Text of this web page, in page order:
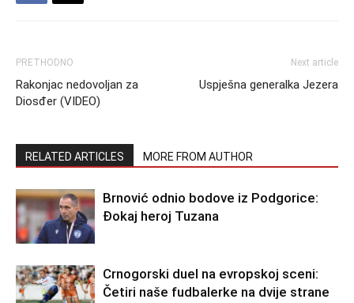
PRETHODNO
Rakonjac nedovoljan za
Diosđer (VIDEO)
Next article
Uspješna generalka Jezera
RELATED ARTICLES MORE FROM AUTHOR
Brnović odnio bodove iz Podgorice:
Đokaj heroj Tuzana
Crnogorski duel na evropskoj sceni:
Četiri naše fudbalerke na dvije strane